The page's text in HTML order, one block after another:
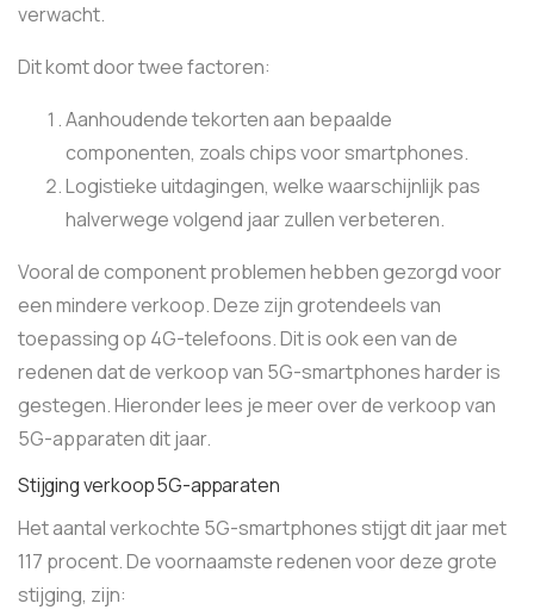
verwacht.
Dit komt door twee factoren:
Aanhoudende tekorten aan bepaalde
componenten, zoals chips voor smartphones.
Logistieke uitdagingen, welke waarschijnlijk pas
halverwege volgend jaar zullen verbeteren.
Vooral de component problemen hebben gezorgd voor
een mindere verkoop. Deze zijn grotendeels van
toepassing op 4G-telefoons. Dit is ook een van de
redenen dat de verkoop van 5G-smartphones harder is
gestegen. Hieronder lees je meer over de verkoop van
5G-apparaten dit jaar.
Stijging verkoop 5G-apparaten
Het aantal verkochte 5G-smartphones stijgt dit jaar met
117 procent. De voornaamste redenen voor deze grote
stijging, zijn: